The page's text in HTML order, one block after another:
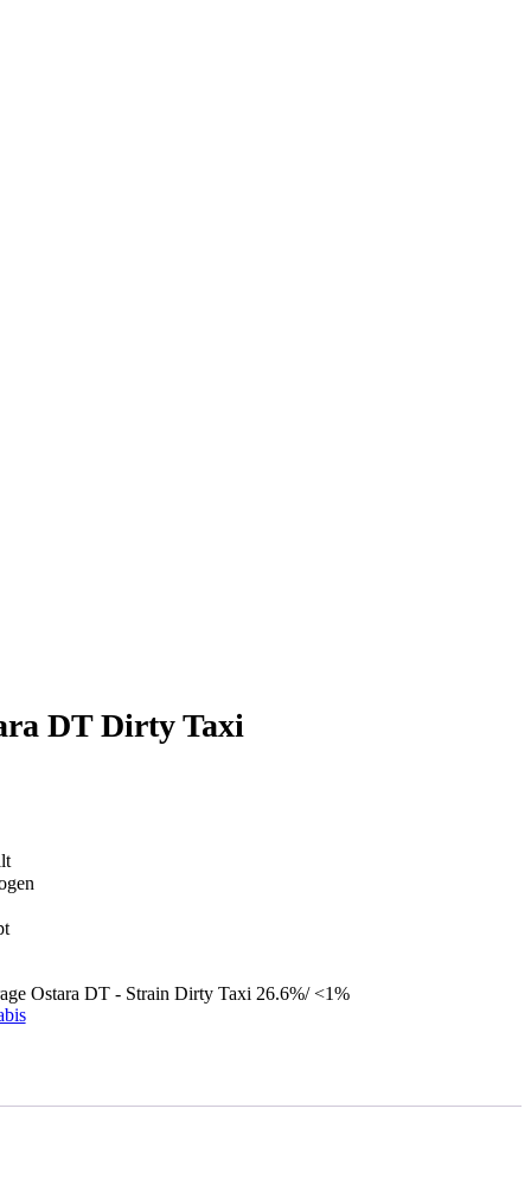
DT Dirty Taxi
Ostara DT - Strain Dirty Taxi 26.6%/ <1%